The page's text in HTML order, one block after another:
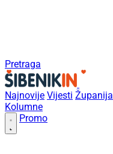
Pretraga
Najnovije Vijesti Županija
Kolumne
Promo